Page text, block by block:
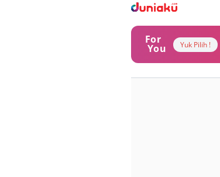
For
You Yuk Pilih !